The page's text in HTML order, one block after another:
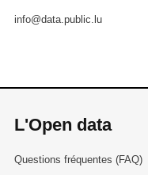
info@data.public.lu
L'Open data
Questions fréquentes (FAQ)